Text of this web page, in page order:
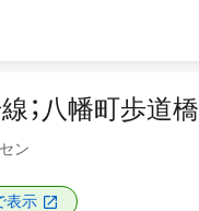
；八幡町歩道橋
ン
表示